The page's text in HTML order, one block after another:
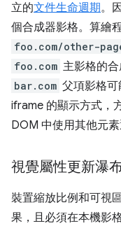
立的文件生命週期。
個合成器影格。算繪
foo.com/other-
foo.com 主影格的
bar.com 父項影格
iframe 的顯示方式，
DOM 中使用其他元素
視覺屬性更新瀑
裝置縮放比例和可視
果，且必須在本機影